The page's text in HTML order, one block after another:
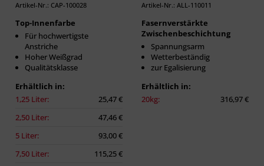
Artikel-Nr.: CAP-100028
Top-Innenfarbe
Für hochwertigste
Anstriche
Hoher Weißgrad
Qualitätsklasse
Erhältlich in:
1,25 Liter:
25,47 €
2,50 Liter:
47,46 €
5 Liter:
93,00 €
7,50 Liter:
115,25 €
Artikel-Nr.: ALL-110011
Fasernverstärkte
Zwischenbeschichtung
Spannungsarm
Wetterbeständig
zur Egalisierung
Erhältlich in:
20kg:
316,97 €